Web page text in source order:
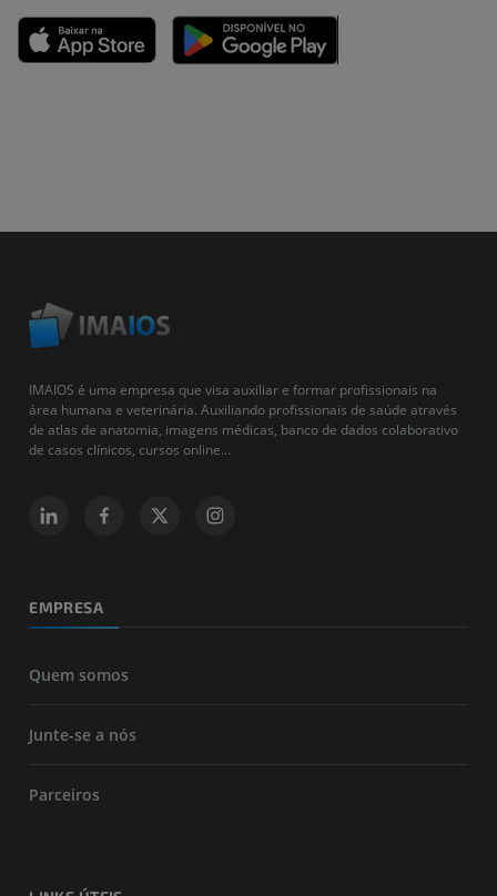
IMAIOS é uma empresa que visa auxiliar e formar profissionais na
área humana e veterinária. Auxiliando profissionais de saúde através
de atlas de anatomia, imagens médicas, banco de dados colaborativo
de casos clínicos, cursos online...
EMPRESA
Quem somos
Junte-se a nós
Parceiros